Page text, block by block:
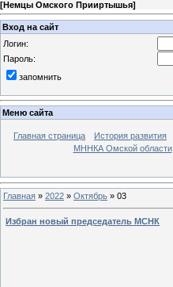
[Немцы Омского Прииртышья]
Вход на сайт
Логин:
Пароль:
запомнить
Меню сайта
Главная страница История развития
МННКА Омской области
Главная » 2022 » Октябрь » 03
Избран новый председатель МСНК